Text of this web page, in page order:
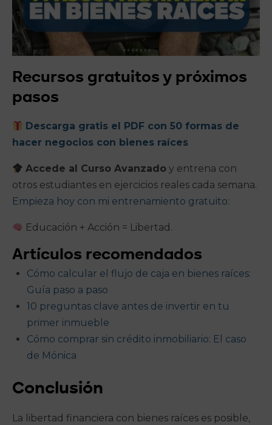
Recursos gratuitos y próximos
pasos
Descarga gratis el PDF con 50 formas de
hacer negocios con bienes raíces
Accede al Curso Avanzado y entrena con
otros estudiantes en ejercicios reales cada semana.
Empieza hoy con mi entrenamiento gratuito:
Educación + Acción = Libertad.
Artículos recomendados
Cómo calcular el flujo de caja en bienes raíces:
Guía paso a paso
10 preguntas clave antes de invertir en tu
primer inmueble
Cómo comprar sin crédito inmobiliario: El caso
de Mónica
Conclusión
La libertad financiera con bienes raíces es posible,